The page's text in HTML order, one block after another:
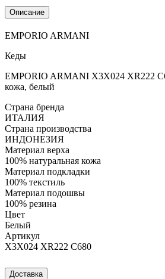
Описание
EMPORIO ARMANI
Кеды
EMPORIO ARMANI X3X024 XR222
кожа, белый
Страна бренда
ИТАЛИЯ
Страна производства
ИНДОНЕЗИЯ
Материал верха
100% натуральная кожа
Материал подкладки
100% текстиль
Материал подошвы
100% резина
Цвет
Белый
Артикул
X3X024 XR222 C680
Доставка